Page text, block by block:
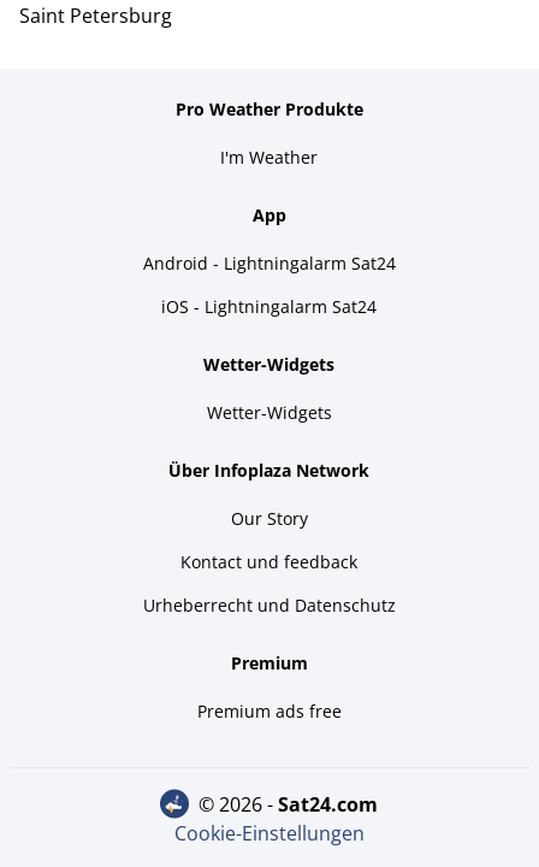
Saint Petersburg
Pro Weather Produkte
I'm Weather
App
Android - Lightningalarm Sat24
iOS - Lightningalarm Sat24
Wetter-Widgets
Wetter-Widgets
Über Infoplaza Network
Our Story
Kontact und feedback
Urheberrecht und Datenschutz
Premium
Premium ads free
© 2026 - sat24.com
Cookie-Einstellungen